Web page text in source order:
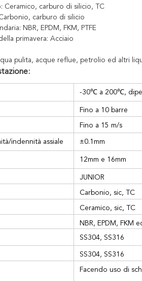
Ceramico, carburo di silicio, TC
carburo di silicio
NBR, EPDM, FKM, PTFE
primavera: Acciaio
pulita, acque reflue, petrolio ed altri
-30℃ a 200℃,
Fino a 10 barre
Fino a 15 m/s
indennità assiale
±0.1mm
12mm e 16mm
JUNIOR
Carbonio, sic, TC
Ceramico, sic, TC
NBR, EPDM, FKM
SS304, SS316
SS304, SS316
Facendo uso di